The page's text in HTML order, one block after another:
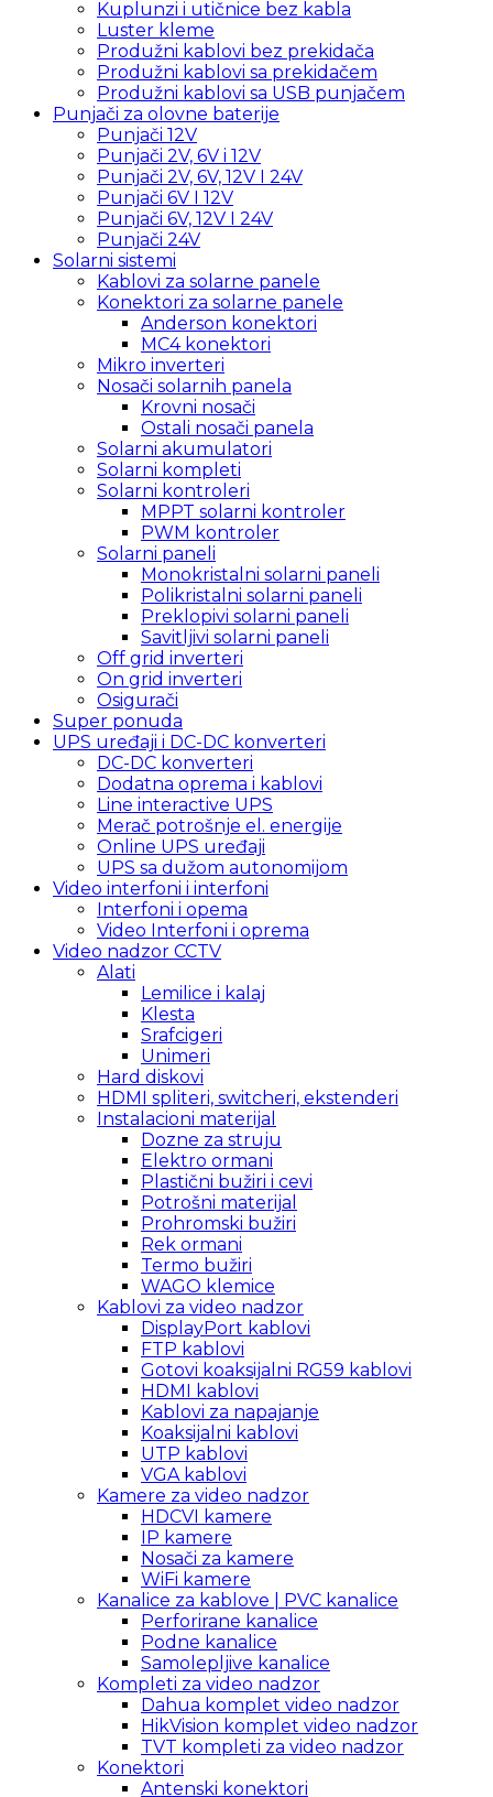
Kuplunzi i utičnice bez kabla
Luster kleme
Produžni kablovi bez prekidača
Produžni kablovi sa prekidačem
Produžni kablovi sa USB punjačem
Punjači za olovne baterije
Punjači 12V
Punjači 2V, 6V i 12V
Punjači 2V, 6V, 12V I 24V
Punjači 6V I 12V
Punjači 6V, 12V I 24V
Punjači 24V
Solarni sistemi
Kablovi za solarne panele
Konektori za solarne panele
Anderson konektori
MC4 konektori
Mikro inverteri
Nosači solarnih panela
Krovni nosači
Ostali nosači panela
Solarni akumulatori
Solarni kompleti
Solarni kontroleri
MPPT solarni kontroler
PWM kontroler
Solarni paneli
Monokristalni solarni paneli
Polikristalni solarni paneli
Preklopivi solarni paneli
Savitljivi solarni paneli
Off grid inverteri
On grid inverteri
Osigurači
Super ponuda
UPS uređaji i DC-DC konverteri
DC-DC konverteri
Dodatna oprema i kablovi
Line interactive UPS
Merač potrošnje el. energije
Online UPS uređaji
UPS sa dužom autonomijom
Video interfoni i interfoni
Interfoni i opema
Video Interfoni i oprema
Video nadzor CCTV
Alati
Lemilice i kalaj
Klesta
Srafcigeri
Unimeri
Hard diskovi
HDMI spliteri, switcheri, ekstenderi
Instalacioni materijal
Dozne za struju
Elektro ormani
Plastični bužiri i cevi
Potrošni materijal
Prohromski bužiri
Rek ormani
Termo bužiri
WAGO klemice
Kablovi za video nadzor
DisplayPort kablovi
FTP kablovi
Gotovi koaksijalni RG59 kablovi
HDMI kablovi
Kablovi za napajanje
Koaksijalni kablovi
UTP kablovi
VGA kablovi
Kamere za video nadzor
HDCVI kamere
IP kamere
Nosači za kamere
WiFi kamere
Kanalice za kablove | PVC kanalice
Perforirane kanalice
Podne kanalice
Samolepljive kanalice
Kompleti za video nadzor
Dahua komplet video nadzor
HikVision komplet video nadzor
TVT kompleti za video nadzor
Konektori
Antenski konektori